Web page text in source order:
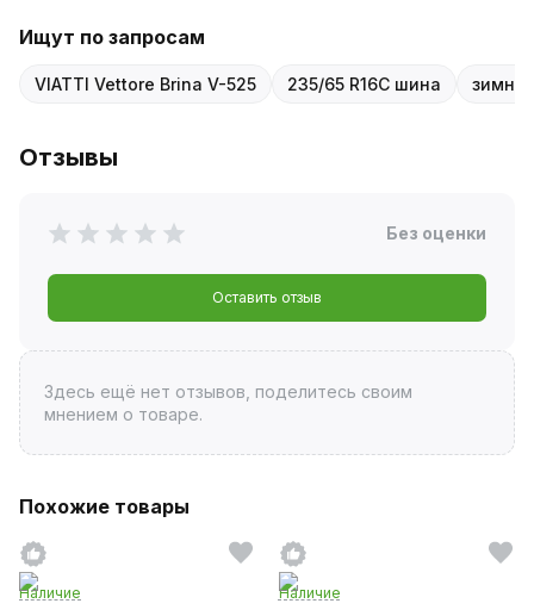
Ищут по запросам
VIATTI Vettore Brina V-525 235/65 R16C шина
Отзывы
Без оценки
Оставить отзыв
Здесь ещё нет отзывов, поделитесь своим
мнением о товаре.
Похожие товары
Наличие
Наличие